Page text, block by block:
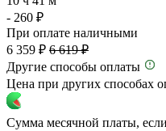
- 260 ₽
При оплате наличными
6 359 ₽ 6 619 ₽
Другие способы оплаты
Цена при других способах
Сумма месячной платы,